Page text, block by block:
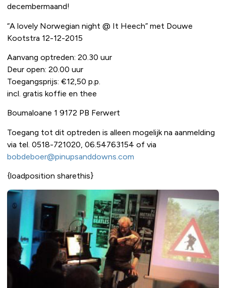
decembermaand!
“A lovely Norwegian night @ It Heech” met Douwe
Kootstra 12-12-2015
Aanvang optreden: 20.30 uur
Deur open: 20.00 uur
Toegangsprijs: €12,50 p.p.
incl. gratis koffie en thee
Boumaloane 1 9172 PB Ferwert
Toegang tot dit optreden is alleen mogelijk na aanmelding
via tel. 0518-721020, 06.54763154 of via
bobdeboer@pinupsanddowns.com
{loadposition sharethis}